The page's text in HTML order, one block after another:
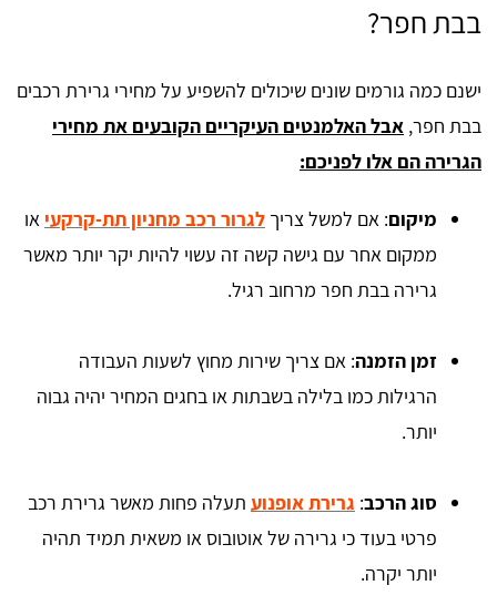
בבת חפר?
ישנם כמה גורמים שונים שיכולים להשפיע על מחירי גרירת רכבים
בבת חפר, אבל האלמנטים העיקריים הקובעים את מחירי
הגרירה הם אלו לפניכם:
מיקום: אם למשל צריך לגרור רכב מחניון תת-קרקעי או
ממקום אחר עם גישה קשה זה עשוי להיות יקר יותר מאשר
גרירה בבת חפר מרחוב רגיל.
זמן הזמנה: אם צריך שירות מחוץ לשעות העבודה
הרגילות כמו בלילה בשבתות או בחגים המחיר יהיה גבוה
יותר.
סוג הרכב: גרירת אופנוע תעלה פחות מאשר גרירת רכב
פרטי בעוד כי גרירה של אוטובוס או משאית תמיד תהיה
יותר יקרה.